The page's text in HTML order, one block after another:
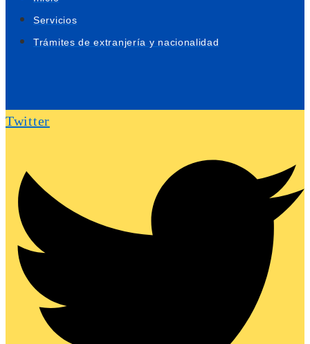
Servicios
Trámites de extranjería y nacionalidad
Twitter